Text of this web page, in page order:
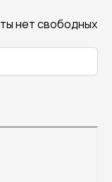
нет свободных